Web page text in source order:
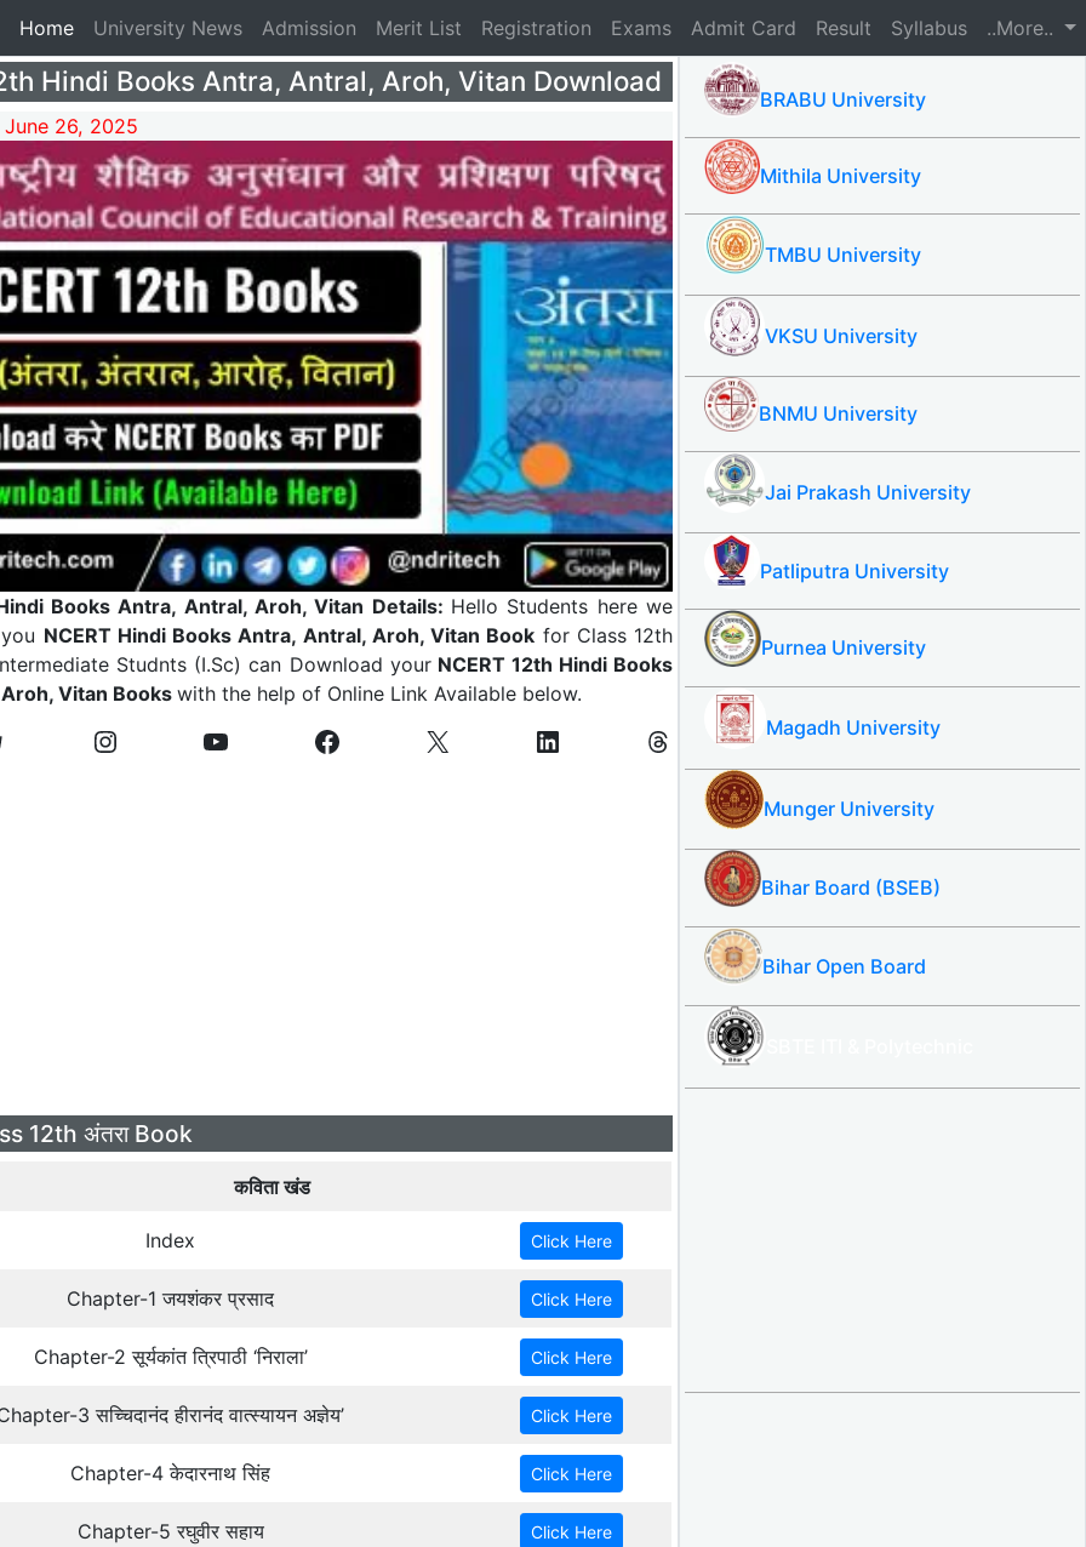
Home(current)
University News Admission Merit List Registration Exams Admit Card Result Syllabus ..More..
Hindi Books Antra, Antral, Aroh, Vitan Download
26, 2025
Books Antra, Antral, Aroh, Vitan Details: Hello Students here we
NCERT Hindi Books Antra, Antral, Aroh, Vitan Book for Class 12th
Studnts (I.Sc) can Download yourNCERT 12th Hindi Books
Vitan Bookswith the help of Online Link Available below.
12th अंतरा Book
कविता खंड
Index
Chapter-1 जयशंकर प्रसाद
Chapter-2 सूर्यकांत त्रिपाठी ‘निराला’
3 सच्चिदानंद हीरानंद वात्स्यायन अज्ञेय’
Chapter-4 केदारनाथ सिंह
Chapter-5 रघुवीर सहाय
BRABU University
Mithila University
TMBU University
VKSU University
BNMU University
Jai Prakash University
Patliputra University
Purnea University
Magadh University
Munger University
Bihar Board (BSEB)
Bihar Open Board